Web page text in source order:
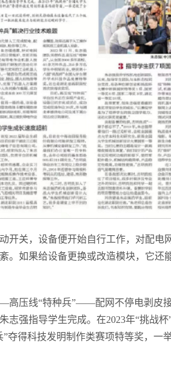
开关，设备便开始自行工作，对配电
。如果给设备更换或改造模块，它还
高压线“特种兵”——配网不停电剥皮
志强指导学生完成。在2023年“挑战
夺得科技发明制作类赛项特等奖，一